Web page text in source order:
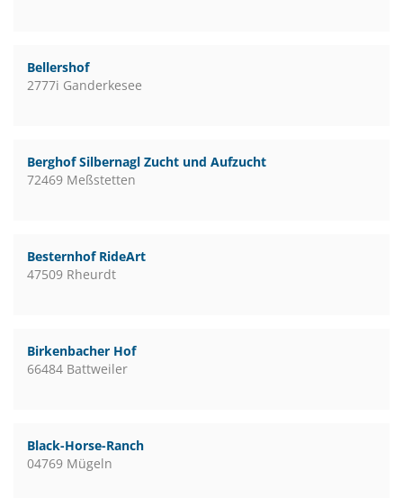
Bellershof
2777i Ganderkesee
Berghof Silbernagl Zucht und Aufzucht
72469 Meßstetten
Besternhof RideArt
47509 Rheurdt
Birkenbacher Hof
66484 Battweiler
Black-Horse-Ranch
04769 Mügeln